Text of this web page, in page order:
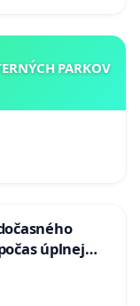
PARKOV
úplnej